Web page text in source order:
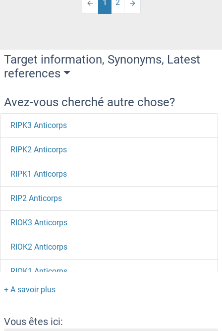
1 2
Target information, Synonyms, Latest
references
Avez-vous cherché autre chose?
RIPK3 Anticorps
RIPK2 Anticorps
RIPK1 Anticorps
RIP2 Anticorps
RIOK3 Anticorps
RIOK2 Anticorps
RIOK1 Anticorps
RINT1 Anticorps
Ring Finger Protein 8 Anticorps
Vous êtes ici: